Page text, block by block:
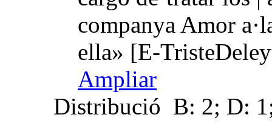
companya Amor
ella» [E-
Ampliar
Distribució B: 2; D: